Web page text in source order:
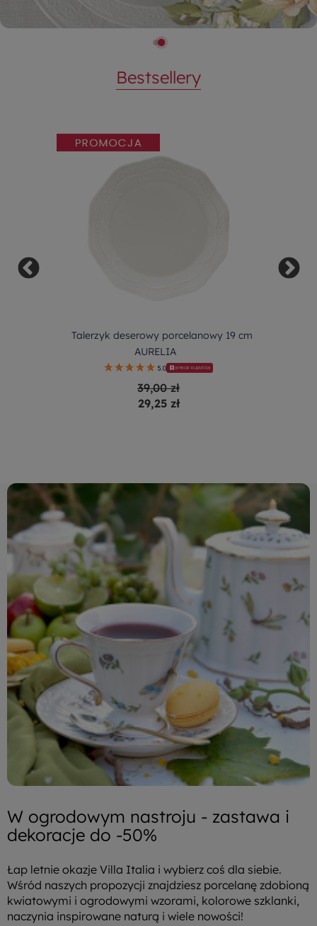
Bestsellery
Talerzyk deserowy porcelanowy 19 cm
AURELIA
5.0 WYBÓR KLIENTÓW
39,00 zł
29,25 zł
W ogrodowym nastroju - zastawa i
dekoracje do -50%
Łap letnie okazje Villa Italia i wybierz coś dla siebie.
Wśród naszych propozycji znajdziesz porcelanę zdobioną
kwiatowymi i ogrodowymi wzorami, kolorowe szklanki,
naczynia inspirowane naturą i wiele nowości!